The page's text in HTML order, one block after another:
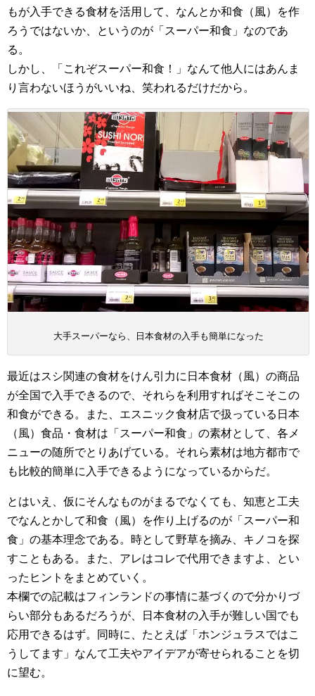
もが入手できる食材を活用して、なんとか和食（風）を作
ろうではないか、というのが「スーパー和食」なのであ
る。
しかし、「これぞスーパー和食！」なんて他人にはあんま
り言わないほうがいいね、笑われるだけだから。
大手スーパーなら、日本食材の入手も簡単になった
最近はスシ関連の食材をけん引力に日本食材（風）の商品
が全国で入手できるので、それらを利用すればそこそこの
和食ができる。また、エスニック食材店で扱っている日本
（風）食品・食材は「スーパー和食」の素材として、各メ
ニューの随所でとりあげている。それら素材は地方都市で
も比較的簡単に入手できるようになっているからだ。
とはいえ、仮にそんなものがまるでなくても、知恵と工夫
でなんとかして和食（風）を作り上げるのが「スーパー和
食」の基本理念である。時として野草を摘み、キノコを探
すこともある。また、アレはコレで代用できますよ、とい
ったヒントをまとめていく。
本欄での記載はフィンランドの事情に基づくので分かりづ
らい部分もあるだろうが、日本食材の入手が難しい国でも
応用できるはず。同時に、たとえば「ホンジュラスではこ
うしてます」なんて工夫やアイデアが寄せられることを切
に望む。